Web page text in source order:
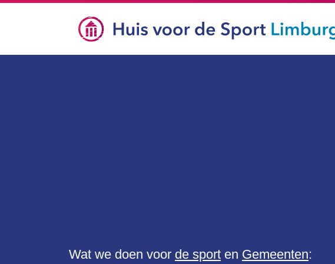
Wat we doen voor de sport en Gemeenten: